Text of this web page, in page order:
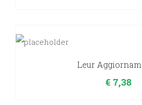
Leur
€7,38